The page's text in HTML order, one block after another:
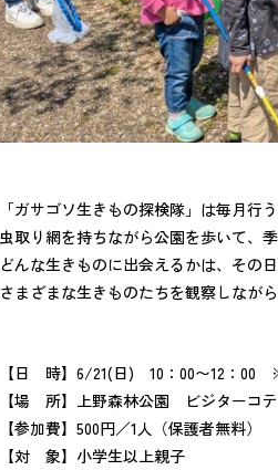
「ガサゴソ生きもの探検隊」は毎月行
虫取り網を持ちながら公園を歩いて、
どんな生きものに出会えるかは、その
さまざまな生きものたちを観察しなが
【日 時】6/21(日) 10：00〜12：00
【場 所】上野森林公園 ビジターコ
【参加費】500円／1人（保護者無料）
【対 象】小学生以上親子